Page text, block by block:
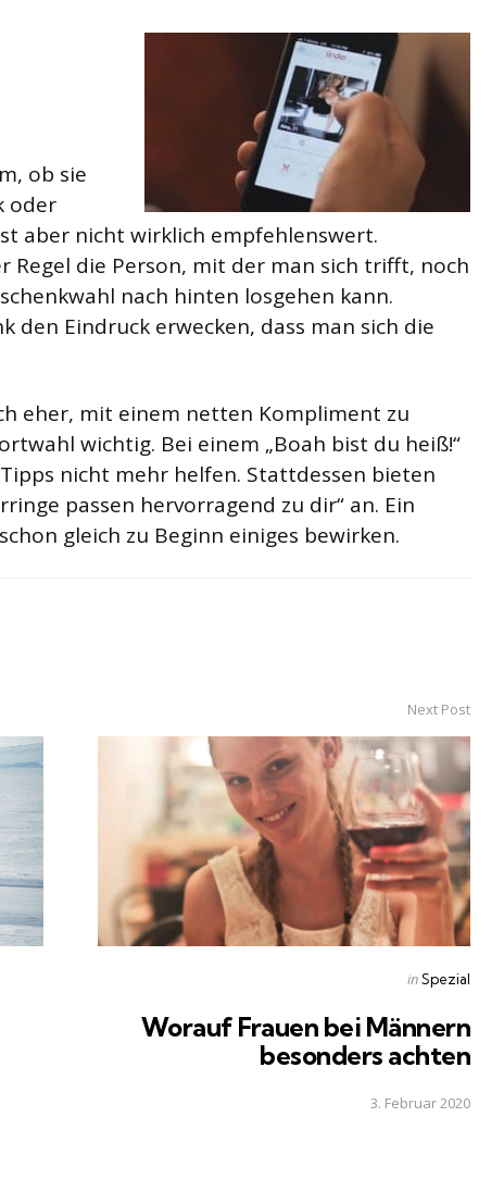
ob sie
oder
aber nicht wirklich empfehlenswert.
Regel die Person, mit der man sich trifft, noch
nach hinten losgehen kann.
den Eindruck erwecken, dass man sich die
eher, mit einem netten Kompliment zu
wichtig. Bei einem „Boah bist du heiß!“
nicht mehr helfen. Stattdessen bieten
passen hervorragend zu dir“ an. Ein
gleich zu Beginn einiges bewirken.
Next Post
Posted
inSpezial
Worauf Frauen bei Männern
besonders achten
3. Februar 2020